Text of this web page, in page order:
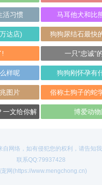
活习惯 马耳他犬和比
达店) 狗狗尿结石最快
! 一只“忠诚”
样呢 狗狗刚怀孕有
图片 俗称土狗子的蛇
一文给你解
博爱动物
自网络，如有侵犯您的权利，请告知
联系QQ:79937428
网(https://www.mengchong.cn)